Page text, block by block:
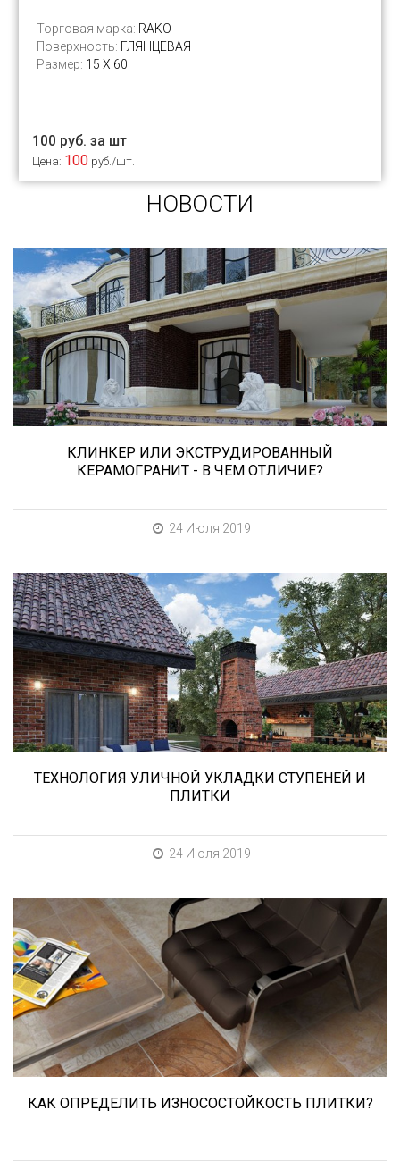
Торговая марка: RAKO
Поверхность: ГЛЯНЦЕВАЯ
Размер: 15 Х 60
100 руб. за шт
Цена: 100 руб./шт.
НОВОСТИ
Сегодня «клинкером» называют все подряд...
и напольную плитку и ступени (фронтальные,
угловые) для облицовки крыльца, фасадную
плитку и другие материалы преимущественно
для экстерьерной отделки домов, зон
мангала, барбекю, лестниц и...
КЛИНКЕР ИЛИ ЭКСТРУДИРОВАННЫЙ
КЕРАМОГРАНИТ - В ЧЕМ ОТЛИЧИЕ?
24 Июля 2019
В этой статье мы расскажем о том, что
нужно учесть при выборе и укладке уличных
облицовочных материалов (ступени и плитка).
ТЕХНОЛОГИЯ УЛИЧНОЙ УКЛАДКИ СТУПЕНЕЙ И
ПЛИТКИ
24 Июля 2019
При выборе любой плитки важно важны не
только цвет и размер, но и ее
износостойкость. Как же определить
износостойкость керамической плитки и
керамогранита? Сейчас расскажем.
КАК ОПРЕДЕЛИТЬ ИЗНОСОСТОЙКОСТЬ ПЛИТКИ?